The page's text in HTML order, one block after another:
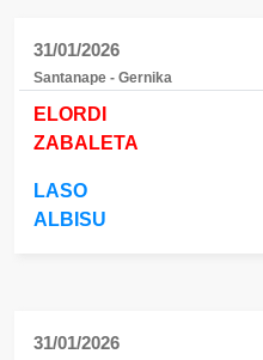
31/01/2026
Santanape - Gernika
ELORDI
ZABALETA
LASO
ALBISU
31/01/2026